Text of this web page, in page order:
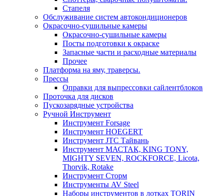
Стапеля
Обслуживание систем автокондиционеров
Окрасочно-сушильные камеры
Окрасочно-сушильные камеры
Посты подготовки к окраске
Запасные части и расходные материалы
Прочее
Платформа на яму, траверсы.
Прессы
Оправки для выпрессовки сайлентблоков
Проточка для дисков
Пускозарядные устройства
Ручной Инструмент
Инструмент Forsage
Инструмент HOEGERT
Инструмент JTC Тайвань
Инструмент МАСТАК, KING TONY,
MIGHTY SEVEN, ROCKFORCE, Licota,
Thorvik, Rotake
Инструмент Сторм
Инструменты AV Steel
Наборы инструментов в лотках TORIN